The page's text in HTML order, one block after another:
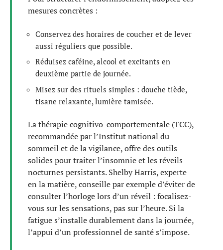
mesures concrètes :
Conservez des horaires de coucher et de lever
aussi réguliers que possible.
Réduisez caféine, alcool et excitants en
deuxième partie de journée.
Misez sur des rituels simples : douche tiède,
tisane relaxante, lumière tamisée.
La thérapie cognitivo-comportementale (TCC),
recommandée par l’Institut national du
sommeil et de la vigilance, offre des outils
solides pour traiter l’insomnie et les réveils
nocturnes persistants. Shelby Harris, experte
en la matière, conseille par exemple d’éviter de
consulter l’horloge lors d’un réveil : focalisez-
vous sur les sensations, pas sur l’heure. Si la
fatigue s’installe durablement dans la journée,
l’appui d’un professionnel de santé s’impose.